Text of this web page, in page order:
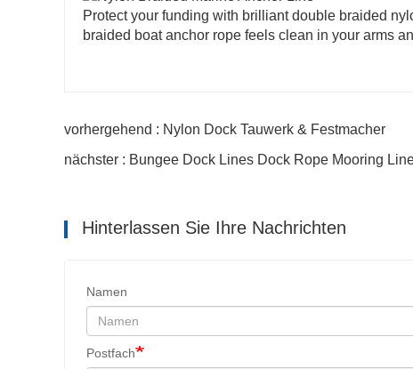
Protect your funding with brilliant double braided
braided boat anchor rope feels clean in your arms
vorhergehend : Nylon Dock Tauwerk & Festmacher
nächster : Bungee Dock Lines Dock Rope Mooring
Hinterlassen Sie Ihre Nachrichten
Namen
Postfach